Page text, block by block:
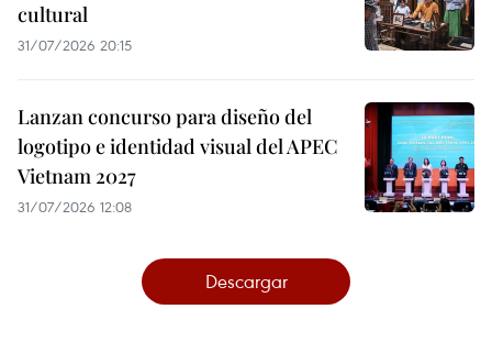
cultural
31/07/2026 20:15
Lanzan concurso para diseño del
logotipo e identidad visual del APEC
Vietnam 2027
31/07/2026 12:08
Descargar